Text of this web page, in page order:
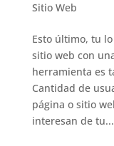
Sitio Web
Esto último, tu
sitio web con
herramienta es
Cantidad de
página o sitio
interesan de tu...